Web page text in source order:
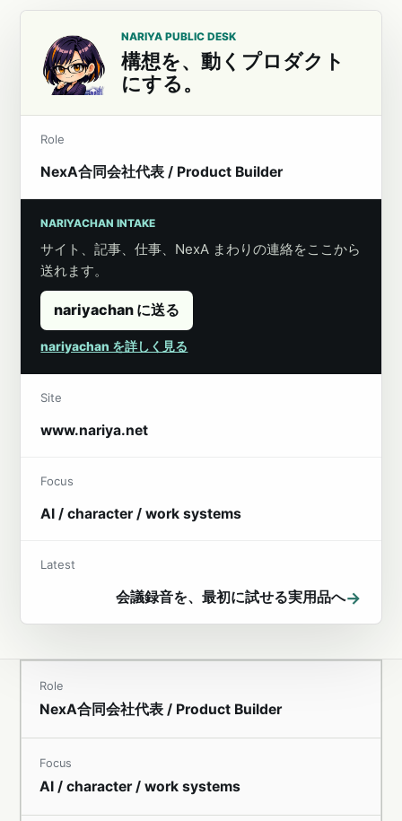
NARIYA PUBLIC DESK
構想を、動くプロダクト
にする。
Role
NexA合同会社代表 / Product Builder
NARIYACHAN INTAKE
サイト、記事、仕事、NexA まわりの連絡をここから
送れます。
nariyachan に送る
nariyachan を詳しく見る
Site
www.nariya.net
Focus
AI / character / work systems
Latest
会議録音を、最初に試せる実用品へ→
Role
NexA合同会社代表 / Product Builder
Focus
AI / character / work systems